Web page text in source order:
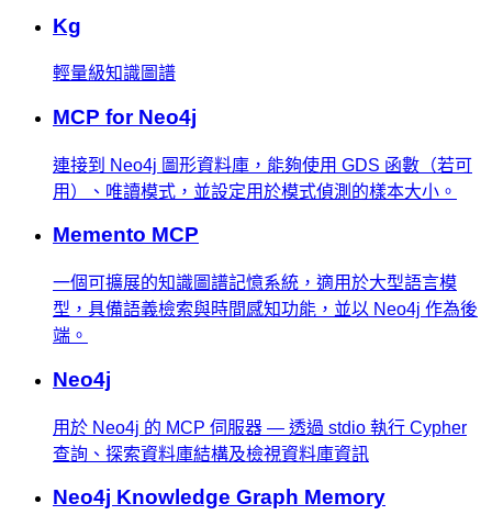
Kg
輕量級知識圖譜
MCP for Neo4j
連接到 Neo4j 圖形資料庫，能夠使用 GDS 函數（若可
用）、唯讀模式，並設定用於模式偵測的樣本大小。
Memento MCP
一個可擴展的知識圖譜記憶系統，適用於大型語言模
型，具備語義檢索與時間感知功能，並以 Neo4j 作為後
端。
Neo4j
用於 Neo4j 的 MCP 伺服器 — 透過 stdio 執行 Cypher
查詢、探索資料庫結構及檢視資料庫資訊
Neo4j Knowledge Graph Memory